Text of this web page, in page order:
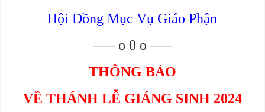
Hội Đồng Mục Vụ Giáo Phận
—– o 0 o —–
THÔNG BÁO
VỀ THÁNH LỄ GIÁNG SINH 2024